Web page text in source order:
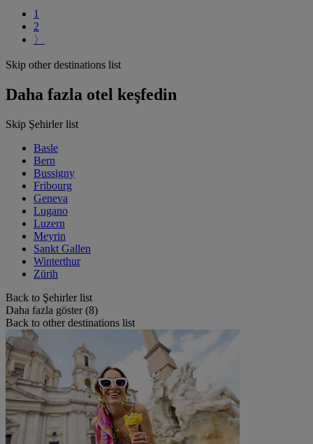
1
2
〉
Skip other destinations list
Daha fazla otel keşfedin
Skip Şehirler list
Basle
Bern
Bussigny
Fribourg
Geneva
Lugano
Luzern
Meyrin
Sankt Gallen
Winterthur
Zürih
Back to Şehirler list
Daha fazla göster (8)
Back to other destinations list